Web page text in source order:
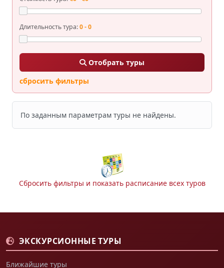
Длительность тура:0 - 0
Отобрать туры
сбросить фильтры
По заданным параметрам туры не найдены.
Сбросить фильтры и показать расписание всех туров
ЭКСКУРСИОННЫЕ ТУРЫ
Ближайшие туры